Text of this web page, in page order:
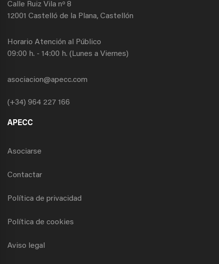
Calle Ruiz Vila nº 8
12001 Castelló de la Plana, Castellón
Horario Atención al Público
09:00 h. - 14:00 h. (Lunes a Viernes)
asociacion@apecc.com
(+34) 964 227 166
APECC
Asociarse
Contactar
Política de privacidad
Política de cookies
Aviso legal